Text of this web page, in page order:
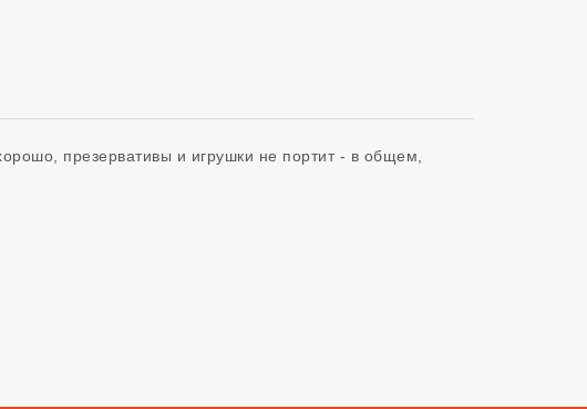
презервативы и игрушки не портит - в общем,